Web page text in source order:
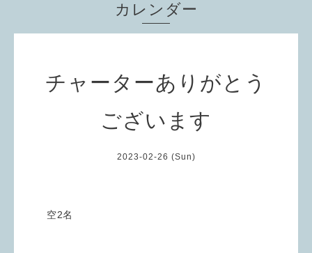
カレンダー
チャーターありがとう
ございます
2023-02-26 (Sun)
空2名